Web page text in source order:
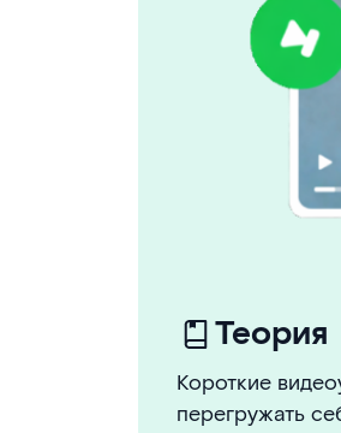
Теория
Короткие
перегружать